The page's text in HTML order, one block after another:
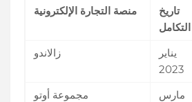
منصة التجارة الإلكترونية
تاريخ
التكامل
زالاندو
يناير
2023
مجموعة أوتو
مارس